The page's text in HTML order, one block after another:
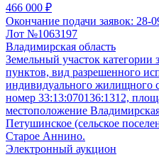
466 000 ₽
Окончание подачи заявок: 28-
Лот №1063197
Владимирская область
Земельный участок категории
пунктов, вид разрешенного
индивидуального жилищного
номер 33:13:070136:1312,
местоположение
Петушинское (сельское
Старое Аннино.
Электронный аукцион